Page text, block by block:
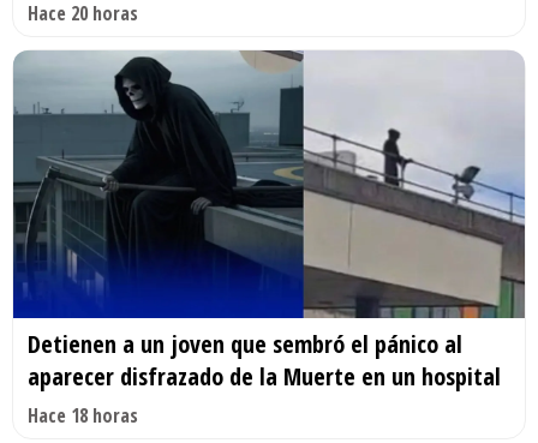
Hace 20 horas
Detienen a un joven que sembró el pánico al
aparecer disfrazado de la Muerte en un hospital
Hace 18 horas